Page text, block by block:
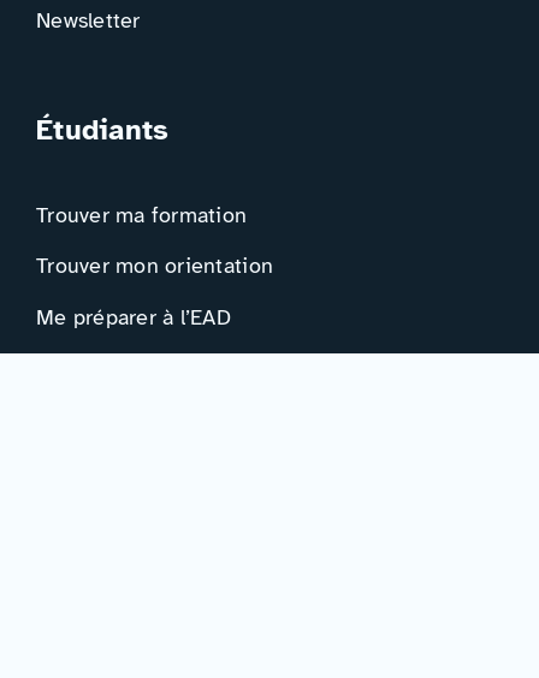
Newsletter
Étudiants
Trouver ma formation
Trouver mon orientation
Me préparer à l’EAD